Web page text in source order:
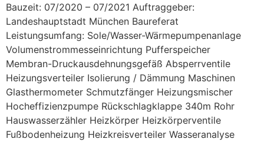
Bauzeit: 07/2020 – 07/2021 Auftraggeber:
Landeshauptstadt München Baureferat
Leistungsumfang: Sole/Wasser-Wärmepumpenanlage
Volumenstrommesseinrichtung Pufferspeicher
Membran-Druckausdehnungsgefäß Absperrventile
Heizungsverteiler Isolierung / Dämmung Maschinen
Glasthermometer Schmutzfänger Heizungsmischer
Hocheffizienzpumpe Rückschlagklappe 340m Rohr
Hauswasserzähler Heizkörper Heizkörperventile
Fußbodenheizung Heizkreisverteiler Wasseranalyse